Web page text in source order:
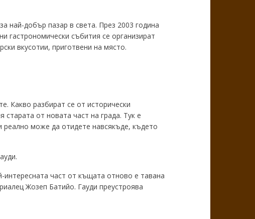
най-добър пазар в света. През 2003 година
гастрономически събития се организират
вкусотии, приготвени на място.
Какво разбират се от исторически
от новата част на града. Тук е
реално може да отидете навсякъде, където
интересната част от къщата отново е тавана
Жозеп Батийо. Гауди преустроява